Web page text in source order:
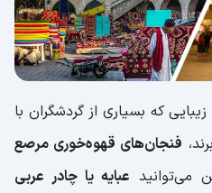
که بسیاری از گردشگران با
فنجان‌های قهوه‌خوری مرصع
می‌توانید عبایه یا چادر عربی